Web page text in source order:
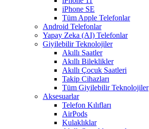
iPhone SE
Tüm Apple Telefonlar
Android Telefonlar
Yapay Zeka (AI) Telefonlar
Giyilebilir Teknolojiler
Akıllı Saatler
Akıllı Bileklikler
Akıllı Çocuk Saatleri
Takip Cihazları
Tüm Giyilebilir Teknolojiler
Aksesuarlar
Telefon Kılıfları
AirPods
Kulaklıklar